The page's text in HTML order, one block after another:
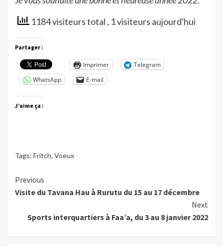
1184 visiteurs total , 1 visiteurs aujourd'hui
Partager :
Imprimer
Telegram
WhatsApp
E-mail
J’aime ça :
Tags: Fritch, Voeux
Continue
Reading
Previous
Visite du Tavana Hau à Rurutu du 15 au 17 décembre
Next
Sports interquartiers à Faa’a, du 3 au 8 janvier 2022